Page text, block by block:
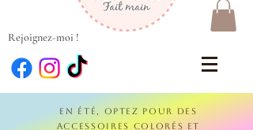
Rejoignez-moi !
En été, optez pour des
accessoires colorés et